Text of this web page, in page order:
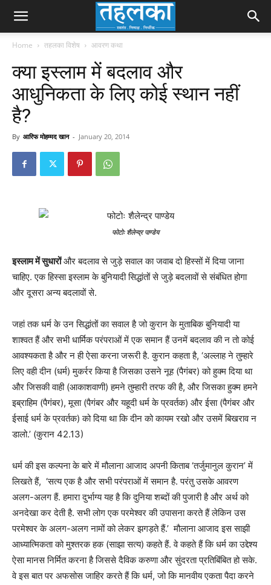
Home तहलका विशेष आवरण कथा
क्या इस्लाम में बदलाव और
आधुनिकता के लिए कोई स्थान नहीं
है?
By आरिफ मोहम्मद खान - January 20, 2014
फोटोः शैलेन्द्र पाण्डेय
इस्लाम में सुधारोंऔर बदलाव से जुड़े सवाल का जवाब दो हिस्सों में दिया जाना
चाहिए. एक हिस्सा इस्लाम के बुनियादी सिद्धांतों से जुड़े बदलावों से संबंधित होगा
और दूसरा अन्य बदलावों से.
जहां तक धर्म के उन सिद्धांतों का सवाल है जो कुरान के मुताबिक बुनियादी या
शाश्वत हैं और सभी धार्मिक परंपराओं में एक समान हैं उनमें बदलाव की न तो कोई
आवश्यकता है और न ही ऐसा करना जरूरी है. कुरान कहता है, ‘अल्लाह ने तुम्हारे
लिए वही दीन (धर्म) मुकर्रर किया है जिसका उसने नूह (पैगंबर) को हुक्म दिया था
और जिसकी वाही (आकाशवाणी) हमने तुम्हारी तरफ की है, और जिसका हुक्म हमने
इब्राहिम (पैगंबर), मूसा (पैगंबर और यहूदी धर्म के प्रवर्तक) और ईसा (पैगंबर और
ईसाई धर्म के प्रवर्तक) को दिया था कि दीन को कायम रखो और उसमें बिखराव न
डालो.’ (कुरान 42.13)
धर्म की इस कल्पना के बारे में मौलाना आजाद अपनी किताब ‘तर्जुमानुल कुरान’ में
लिखते हैं, ‘सत्य एक है और सभी परंपराओं में समान है. परंतु उसके आवरण
अलग-अलग हैं. हमारा दुर्भाग्य यह है कि दुनिया शब्दों की पुजारी है और अर्थ को
अनदेखा कर देती है. सभी लोग एक परमेश्वर की उपासना करते हैं लेकिन उस
परमेश्वर के अलग-अलग नामों को लेकर झगड़ते हैं.’ मौलाना आजाद इस साझी
आध्यात्मिकता को मुश्तरक हक (साझा सत्य) कहते हैं. वे कहते हैं कि धर्म का उद्देश्य
ऐसा मानस निर्मित करना है जिससे दैविक करुणा और सुंदरता प्रतिबिंबित हो सके.
वे इस बात पर अफसोस जाहिर करते हैं कि धर्म, जो कि मानवीय एकता पैदा करने